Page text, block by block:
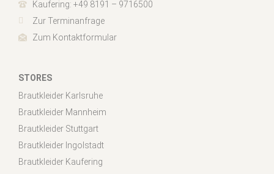
Kaufering: +49 8191 – 9716500
Zur Terminanfrage
Zum Kontaktformular
STORES
Brautkleider Karlsruhe
Brautkleider Mannheim
Brautkleider Stuttgart
Brautkleider Ingolstadt
Brautkleider Kaufering